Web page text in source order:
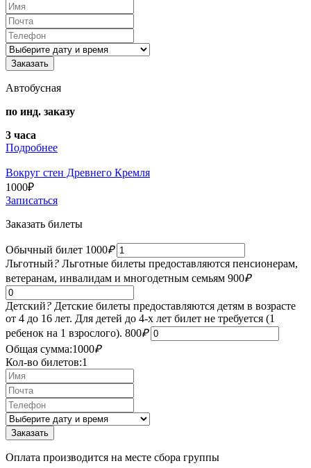
Автобусная
по инд. заказу
3 часа
Подробнее
Вокруг стен Древнего Кремля
1000₽
Записаться
Заказать билеты
Обычный билет 1000₽
Льготный? Льготные билеты предоставляются пенсионерам,
ветеранам, инвалидам и многодетным семьям 900₽
Детский? Детские билеты предоставляются детям в возрасте
от 4 до 16 лет. Для детей до 4-х лет билет не требуется (1
ребенок на 1 взрослого). 800₽
Общая сумма:1000₽
Кол-во билетов:1
Оплата производится на месте сбора группы